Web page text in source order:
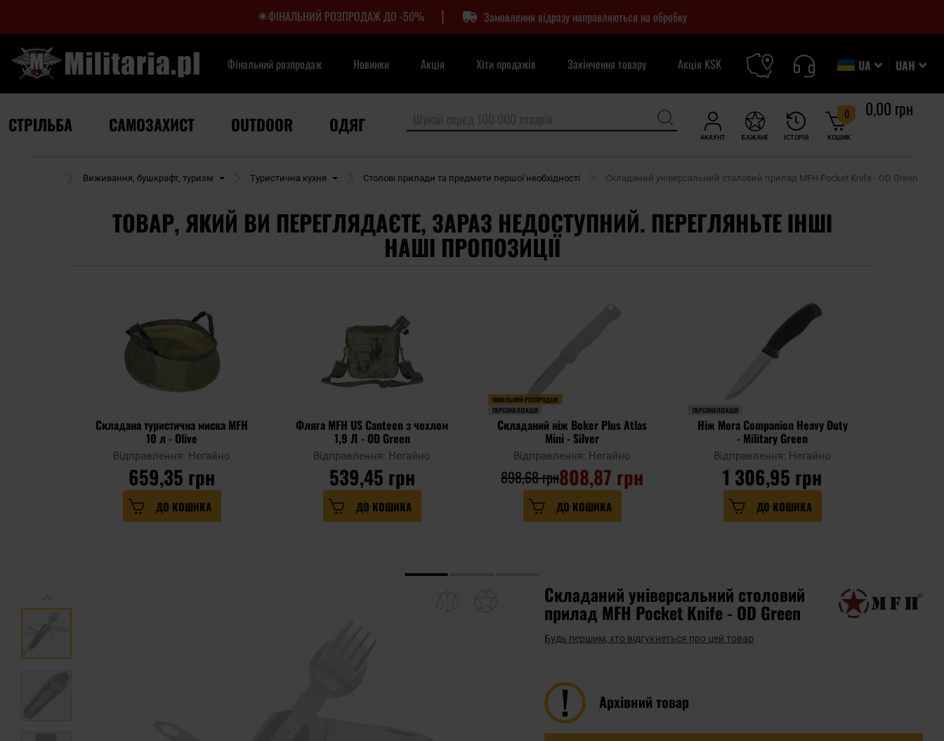
ФІНАЛЬНИЙ РОЗПРОДАЖ ДО -50% | Замовлення відразу направляються на обробку
UAH
UA
Фінальний розпродаж Новинки Акція Хіти продажів Закінчення товару Акція KSK
АКАУНТ ІСТОРІЯ
БАЖАНЕ КОШИК
0 0,00 грн
СТРІЛЬБА САМОЗАХИСТ OUTDOOR ОДЯГ
Виживання, бушкрафт, туризм Туристична кухня Столові прилади та предмети першої необхідності Складаний універсальний столовий прилад MFH Pocket Knife - OD Green
ТОВАР, ЯКИЙ ВИ ПЕРЕГЛЯДАЄТЕ, ЗАРАЗ НЕДОСТУПНИЙ. ПЕРЕГЛЯНЬТЕ ІНШІ
НАШІ ПРОПОЗИЦІЇ
Складана туристична миска MFH
10 л - Olive
Відправлення: Негайно
659,35 грн
ДО КОШИКА
Фляга MFH US Canteen з чохлом
1,9 Л - OD Green
Відправлення: Негайно
539,45 грн
ДО КОШИКА
ФІНАЛЬНИЙ РОЗПРОДАЖ
ПЕРСОНАЛІЗАЦІЯ
Складаний ніж Boker Plus Atlas
Mini - Silver
Відправлення: Негайно
808,87 грн
898,68 грн
ДО КОШИКА
ПЕРСОНАЛІЗАЦІЯ
Ніж Mora Companion Heavy Duty
- Military Green
Відправлення: Негайно
1 306,95 грн
ДО КОШИКА
Складаний універсальний столовий
прилад MFH Pocket Knife - OD Green
Будь першим, хто відгукнеться про цей товар
Архівний товар